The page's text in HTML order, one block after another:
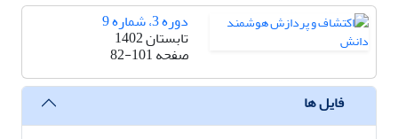
دوره 3، شماره 9
تابستان 1402
صفحه82-101
فایل ها